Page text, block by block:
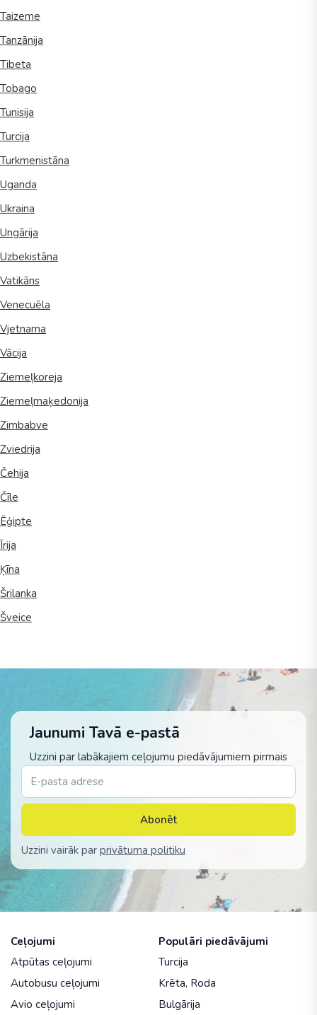
Taizeme
Tanzānija
Tibeta
Tobago
Tunisija
Turcija
Turkmenistāna
Uganda
Ukraina
Ungārija
Uzbekistāna
Vatikāns
Venecuēla
Vjetnama
Vācija
Ziemeļkoreja
Ziemeļmaķedonija
Zimbabve
Zviedrija
Čehija
Čīle
Ēģipte
Īrija
Ķīna
Šrilanka
Šveice
Jaunumi Tavā e-pastā
Uzzini par labākajiem ceļojumu piedāvājumiem pirmais
Abonēt
Uzzini vairāk par privātuma politiku
Ceļojumi
Atpūtas ceļojumi
Autobusu ceļojumi
Avio ceļojumi
Populāri piedāvājumi
Turcija
Krēta, Roda
Bulgārija